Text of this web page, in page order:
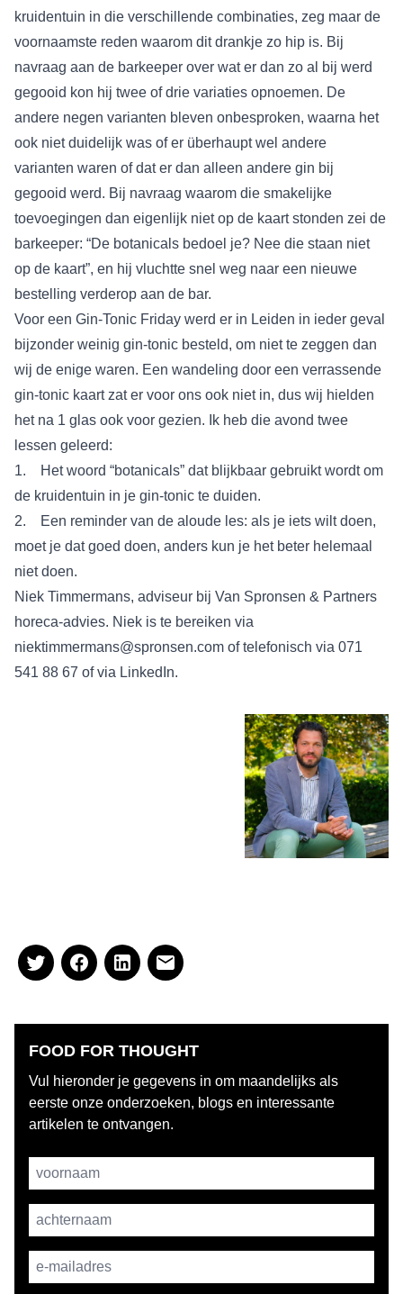
kruidentuin in die verschillende combinaties, zeg maar de
voornaamste reden waarom dit drankje zo hip is. Bij
navraag aan de barkeeper over wat er dan zo al bij werd
gegooid kon hij twee of drie variaties opnoemen. De
andere negen varianten bleven onbesproken, waarna het
ook niet duidelijk was of er überhaupt wel andere
varianten waren of dat er dan alleen andere gin bij
gegooid werd. Bij navraag waarom die smakelijke
toevoegingen dan eigenlijk niet op de kaart stonden zei de
barkeeper: “De botanicals bedoel je? Nee die staan niet
op de kaart”, en hij vluchtte snel weg naar een nieuwe
bestelling verderop aan de bar.
Voor een Gin-Tonic Friday werd er in Leiden in ieder geval
bijzonder weinig gin-tonic besteld, om niet te zeggen dan
wij de enige waren. Een wandeling door een verrassende
gin-tonic kaart zat er voor ons ook niet in, dus wij hielden
het na 1 glas ook voor gezien. Ik heb die avond twee
lessen geleerd:
1. Het woord “botanicals” dat blijkbaar gebruikt wordt om
de kruidentuin in je gin-tonic te duiden.
2. Een reminder van de aloude les: als je iets wilt doen,
moet je dat goed doen, anders kun je het beter helemaal
niet doen.
Niek Timmermans, adviseur bij Van Spronsen & Partners
horeca-advies. Niek is te bereiken via
niektimmermans@spronsen.com of telefonisch via 071
541 88 67 of via LinkedIn.
FOOD FOR THOUGHT
Vul hieronder je gegevens in om maandelijks als
eerste onze onderzoeken, blogs en interessante
artikelen te ontvangen.
Username
achternaam
E-mailadres